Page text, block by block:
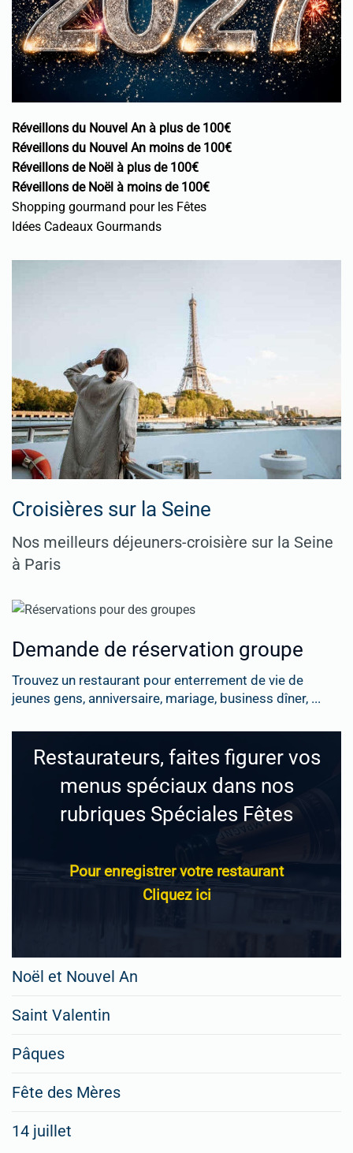
Réveillons du Nouvel An à plus de 100€
Réveillons du Nouvel An moins de 100€
Réveillons de Noël à plus de 100€
Réveillons de Noël à moins de 100€
Shopping gourmand pour les Fêtes
Idées Cadeaux Gourmands
Croisières sur la Seine
Nos meilleurs déjeuners-croisière sur la Seine
à Paris
Demande de réservation groupe
Trouvez un restaurant pour enterrement de vie de
jeunes gens, anniversaire, mariage, business dîner, ...
Restaurateurs, faites figurer vos
menus spéciaux dans nos
rubriques Spéciales Fêtes
Pour enregistrer votre restaurant
Cliquez ici
Noël et Nouvel An
Saint Valentin
Pâques
Fête des Mères
14 juillet